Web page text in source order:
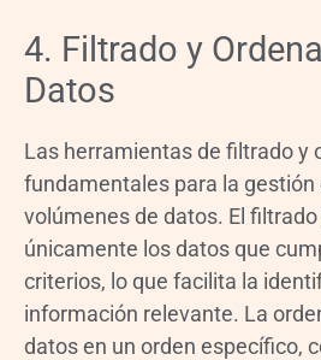
4. Filtrado y
Datos
Las herramientas de filtrado y
fundamentales para la
volúmenes de datos. El
únicamente los datos que
criterios, lo que facilita la
información relevante. La
datos en un orden específico,